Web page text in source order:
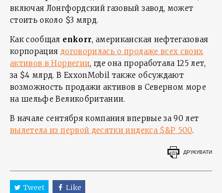
включая Лонгфордский газовый завод, может
стоить около $3 млрд.
Как сообщал enkorr, американская нефтегазовая
корпорация договорилась о продаже всех своих
активов в Норвегии, где она проработала 125 лет,
за $4 млрд. В ExxonMobil также обсуждают
возможность продажи активов в Северном море
на шельфе Великобритании.
В начале сентября компания впервые за 90 лет
вылетела из первой десятки индекса $&P 500.
ДРУКУВАТИ
Tweet Like